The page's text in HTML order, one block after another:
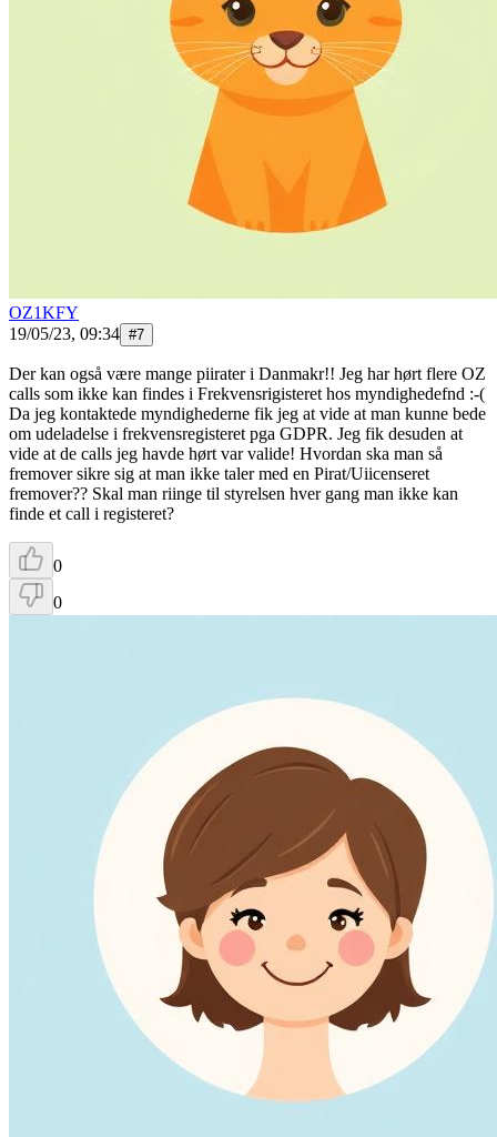
OZ1KFY
19/05/23, 09:34 #7
Der kan også være mange piirater i Danmakr!! Jeg har hørt flere OZ
calls som ikke kan findes i Frekvensrigisteret hos myndighedefnd :-(
Da jeg kontaktede myndighederne fik jeg at vide at man kunne bede
om udeladelse i frekvensregisteret pga GDPR. Jeg fik desuden at
vide at de calls jeg havde hørt var valide! Hvordan ska man så
fremover sikre sig at man ikke taler med en Pirat/Uiicenseret
fremover?? Skal man riinge til styrelsen hver gang man ikke kan
finde et call i registeret?
0
0